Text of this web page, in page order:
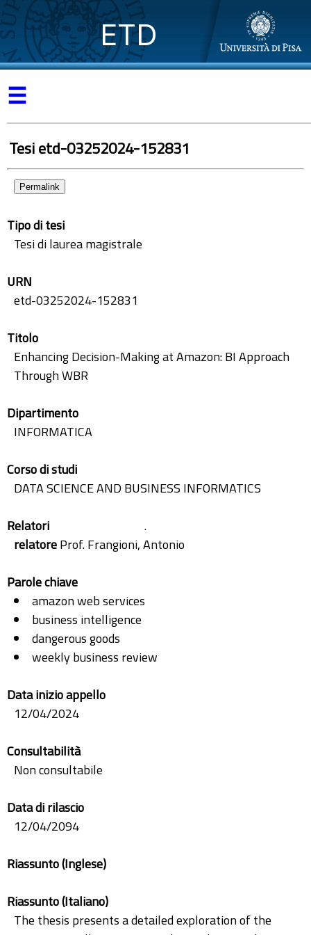
ETD
☰
Tesi etd-03252024-152831
Permalink
Tipo di tesi
Tesi di laurea magistrale
URN
etd-03252024-152831
Titolo
Enhancing Decision-Making at Amazon: BI Approach
Through WBR
Dipartimento
INFORMATICA
Corso di studi
DATA SCIENCE AND BUSINESS INFORMATICS
Relatori
.
relatoreProf. Frangioni, Antonio
Parole chiave
amazon web services
business intelligence
dangerous goods
weekly business review
Data inizio appello
12/04/2024
Consultabilità
Non consultabile
Data di rilascio
12/04/2094
Riassunto (Inglese)
Riassunto (Italiano)
The thesis presents a detailed exploration of the